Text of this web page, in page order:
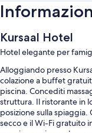
Kursaal Hotel
Hotel elegante per
Alloggiando presso
colazione a buffet
piscina. Concediti
struttura. Il ristorante in
posizione sulla
secco e il Wi-Fi gratuito